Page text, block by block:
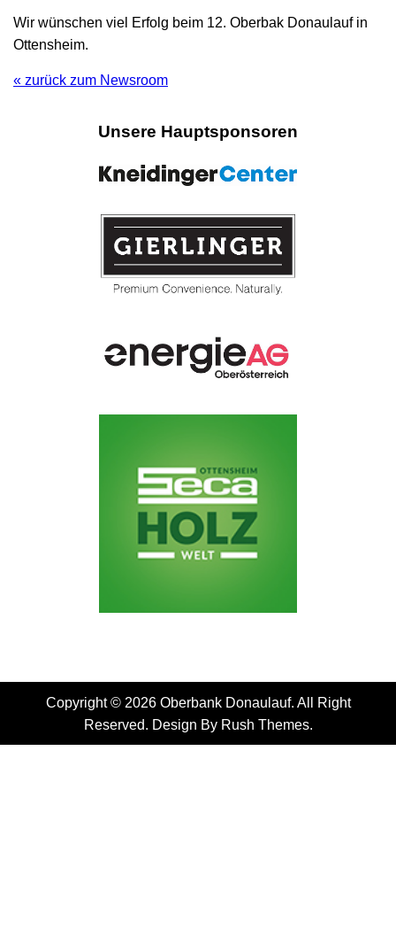
Wir wünschen viel Erfolg beim 12. Oberbak Donaulauf in
Ottensheim.
« zurück zum Newsroom
Unsere Hauptsponsoren
Copyright © 2026 Oberbank Donaulauf. All Right
Reserved. Design By Rush Themes.